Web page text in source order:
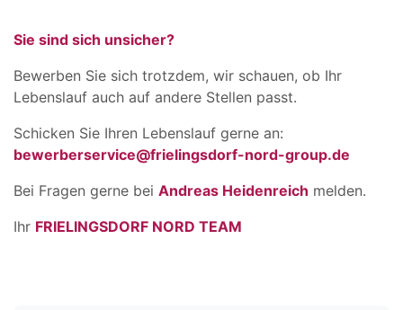
Sie sind sich unsicher?
Bewerben Sie sich trotzdem, wir schauen, ob Ihr
Lebenslauf auch auf andere Stellen passt.
Schicken Sie Ihren Lebenslauf gerne an:
bewerberservice@frielingsdorf-nord-group.de
Bei Fragen gerne bei Andreas Heidenreich melden.
Ihr FRIELINGSDORF NORD TEAM